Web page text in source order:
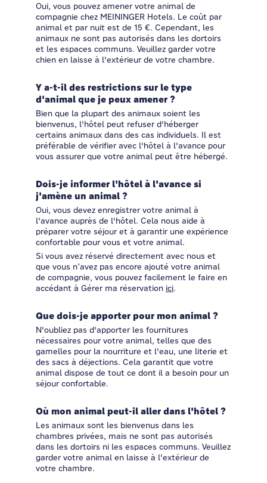
Oui, vous pouvez amener votre animal de
compagnie chez MEININGER Hotels. Le coût par
animal et par nuit est de 15 €. Cependant, les
animaux ne sont pas autorisés dans les dortoirs
et les espaces communs. Veuillez garder votre
chien en laisse à l'extérieur de votre chambre.
Y a-t-il des restrictions sur le type
d'animal que je peux amener ?
Bien que la plupart des animaux soient les
bienvenus, l'hôtel peut refuser d'héberger
certains animaux dans des cas individuels. Il est
préférable de vérifier avec l'hôtel à l'avance pour
vous assurer que votre animal peut être hébergé.
Dois-je informer l'hôtel à l'avance si
j'amène un animal ?
Oui, vous devez enregistrer votre animal à
l'avance auprès de l'hôtel. Cela nous aide à
préparer votre séjour et à garantir une expérience
confortable pour vous et votre animal.
Si vous avez réservé directement avec nous et
que vous n’avez pas encore ajouté votre animal
de compagnie, vous pouvez facilement le faire en
accédant à Gérer ma réservation ici.
Que dois-je apporter pour mon animal ?
N'oubliez pas d'apporter les fournitures
nécessaires pour votre animal, telles que des
gamelles pour la nourriture et l'eau, une literie et
des sacs à déjections. Cela garantit que votre
animal dispose de tout ce dont il a besoin pour un
séjour confortable.
Où mon animal peut-il aller dans l'hôtel ?
Les animaux sont les bienvenus dans les
chambres privées, mais ne sont pas autorisés
dans les dortoirs ni les espaces communs. Veuillez
garder votre animal en laisse à l'extérieur de
votre chambre.